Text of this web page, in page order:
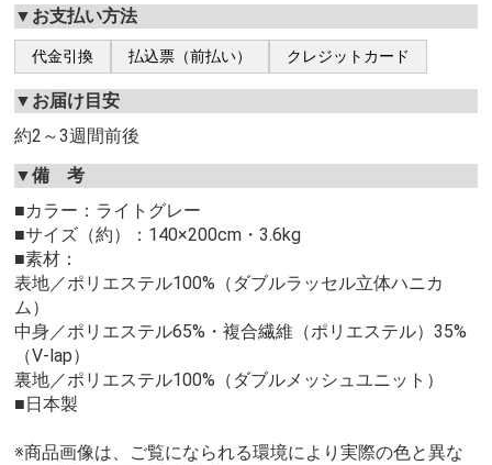
▼お支払い方法
代金引換 払込票（前払い） クレジットカード
▼お届け目安
約2～3週間前後
▼備 考
■カラー：ライトグレー
■サイズ（約）：140×200cm・3.6kg
■素材：
表地／ポリエステル100%（ダブルラッセル立体ハニカ
ム）
中身／ポリエステル65%・複合繊維（ポリエステル）35%
（V-lap）
裏地／ポリエステル100%（ダブルメッシュユニット）
■日本製
※商品画像は、ご覧になられる環境により実際の色と異な